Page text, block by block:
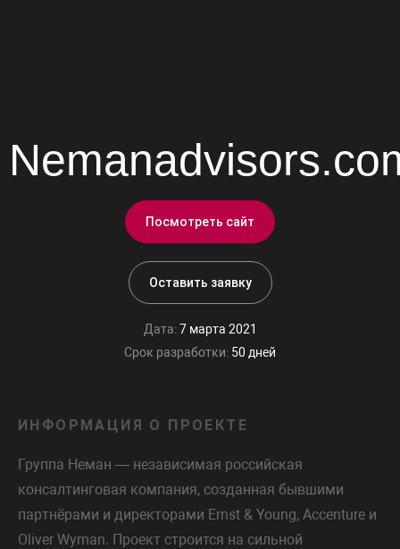
Посмотреть сайт
Оставить заявку
Дата:7 марта 2021
Срок разработки: 50 дней
ИНФОРМАЦИЯ О ПРОЕКТЕ
Группа Неман — независимая российская
консалтинговая компания, созданная бывшими
партнёрами и директорами Ernst & Young, Accenture и
Oliver Wyman. Проект строится на сильной